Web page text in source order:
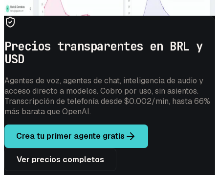
CONSOLE · LIVE
STUDIO ▸
DASHBOARD ● LIVE
Precios transparentes en BRL y
USD
Agentes de voz, agentes de chat, inteligencia de audio y
acceso directo a modelos. Cobro por uso, sin asientos.
Transcripción de telefonía desde $0.002/min, hasta 66%
más barata que OpenAI.
Crea tu primer agente gratis
Ver precios completos